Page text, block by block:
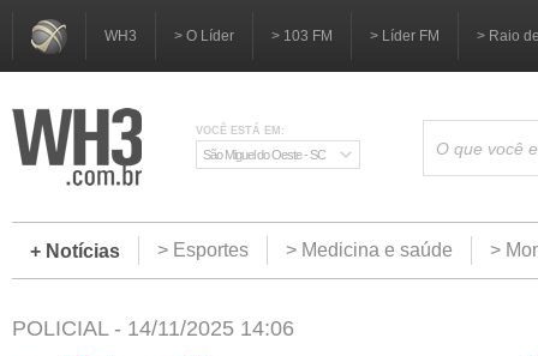
WH3 > O Líder > 103 FM > Líder FM > Raio
VOCÊ ESTÁ EM:
São Miguel do Oeste - SC
+ Notícias > Esportes > Medicina e saúde >
POLICIAL - 14/11/2025 14:06